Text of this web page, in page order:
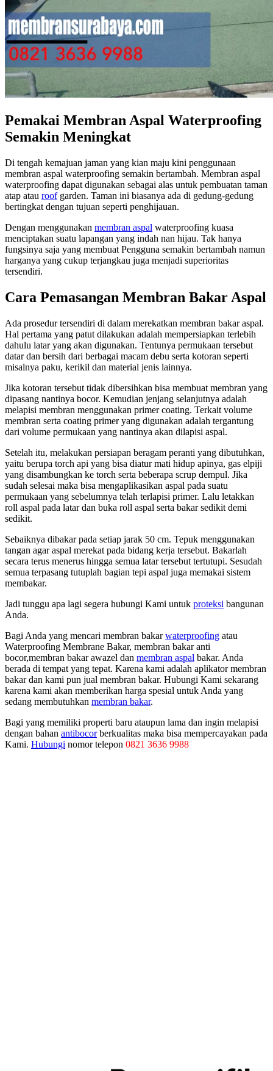
Pemakai Membran Aspal Waterproofing
Semakin Meningkat
Di tengah kemajuan jaman yang kian maju kini penggunaan
membran aspal waterproofing semakin bertambah. Membran aspal
waterproofing dapat digunakan sebagai alas untuk pembuatan taman
atap atau roofgarden. Taman ini biasanya ada di gedung-gedung
bertingkat dengan tujuan seperti penghijauan.
Dengan menggunakan membran aspal waterproofing kuasa
menciptakan suatu lapangan yang indah nan hijau. Tak hanya
fungsinya saja yang membuat Pengguna semakin bertambah namun
harganya yang cukup terjangkau juga menjadi superioritas
tersendiri.
Cara Pemasangan Membran Bakar Aspal
Ada prosedur tersendiri di dalam merekatkan membran bakar aspal.
Hal pertama yang patut dilakukan adalah mempersiapkan terlebih
dahulu latar yang akan digunakan. Tentunya permukaan tersebut
datar dan bersih dari berbagai macam debu serta kotoran seperti
misalnya paku, kerikil dan material jenis lainnya.
Jika kotoran tersebut tidak dibersihkan bisa membuat membran yang
dipasang nantinya bocor. Kemudian jenjang selanjutnya adalah
melapisi membran menggunakan primer coating. Terkait volume
membran serta coating primer yang digunakan adalah tergantung
dari volume permukaan yang nantinya akan dilapisi aspal.
Setelah itu, melakukan persiapan beragam peranti yang dibutuhkan,
yaitu berupa torch api yang bisa diatur mati hidup apinya, gas elpiji
yang disambungkan ke torch serta beberapa scrup dempul. Jika
sudah selesai maka bisa mengaplikasikan aspal pada suatu
permukaan yang sebelumnya telah terlapisi primer. Lalu letakkan
roll aspal pada latar dan buka roll aspal serta bakar sedikit demi
sedikit.
Sebaiknya dibakar pada setiap jarak 50 cm. Tepuk menggunakan
tangan agar aspal merekat pada bidang kerja tersebut. Bakarlah
secara terus menerus hingga semua latar tersebut tertutupi. Sesudah
semua terpasang tutuplah bagian tepi aspal juga memakai sistem
membakar.
Jadi tunggu apa lagi segera hubungi Kami untuk proteksi bangunan
Anda.
Bagi Anda yang mencari membran bakarwaterproofing atau
Waterproofing Membrane Bakar, membran bakar anti
bocor,membran bakar awazel dan membran aspal bakar. Anda
berada di tempat yang tepat. Karena kami adalah aplikator membran
bakar dan kami pun jual membran bakar. Hubungi Kami sekarang
karena kami akan memberikan harga spesial untuk Anda yang
sedang membutuhkan membran bakar.
Bagi yang memiliki properti baru ataupun lama dan ingin melapisi
dengan bahan antibocorberkualitas maka bisa mempercayakan pada
Kami. Hubungi nomor telepon 0821 3636 9988